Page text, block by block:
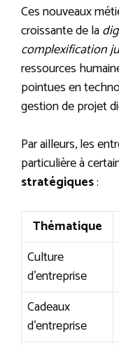
Ces nouveaux
croissante de la
complexification
ressources
pointues en
gestion de projet
Par ailleurs, les
particulière à
stratégiques:
Thématique
Culture
d’entreprise
Cadeaux
d’entreprise